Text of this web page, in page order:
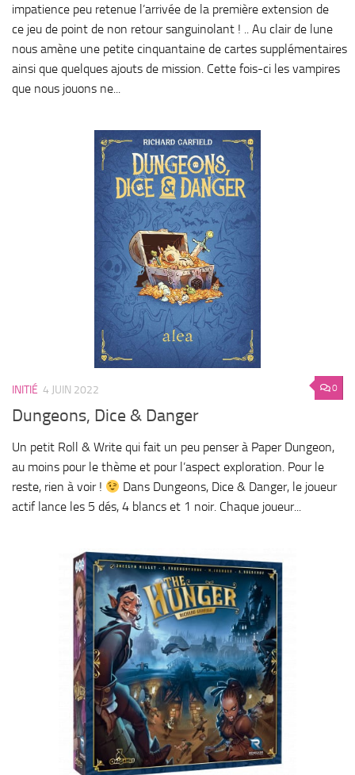
impatience peu retenue l’arrivée de la première extension de
ce jeu de point de non retour sanguinolant ! .. Au clair de lune
nous amène une petite cinquantaine de cartes supplémentaires
ainsi que quelques ajouts de mission. Cette fois-ci les vampires
que nous jouons ne...
0
INITIÉ 4 JUIN 2022
Dungeons, Dice & Danger
Un petit Roll & Write qui fait un peu penser à Paper Dungeon,
au moins pour le thème et pour l’aspect exploration. Pour le
reste, rien à voir !
Dans Dungeons, Dice & Danger, le joueur
actif lance les 5 dés, 4 blancs et 1 noir. Chaque joueur...